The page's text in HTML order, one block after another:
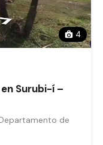
4
Surubi-í –
de